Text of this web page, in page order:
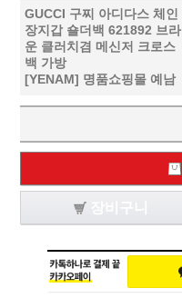
GUCCI 구찌 아디다스 체인
장지갑 숄더백 621892 브라
운 클러치겸 메신저 크로스
백 가방
[YENAM] 명품쇼핑몰 예남